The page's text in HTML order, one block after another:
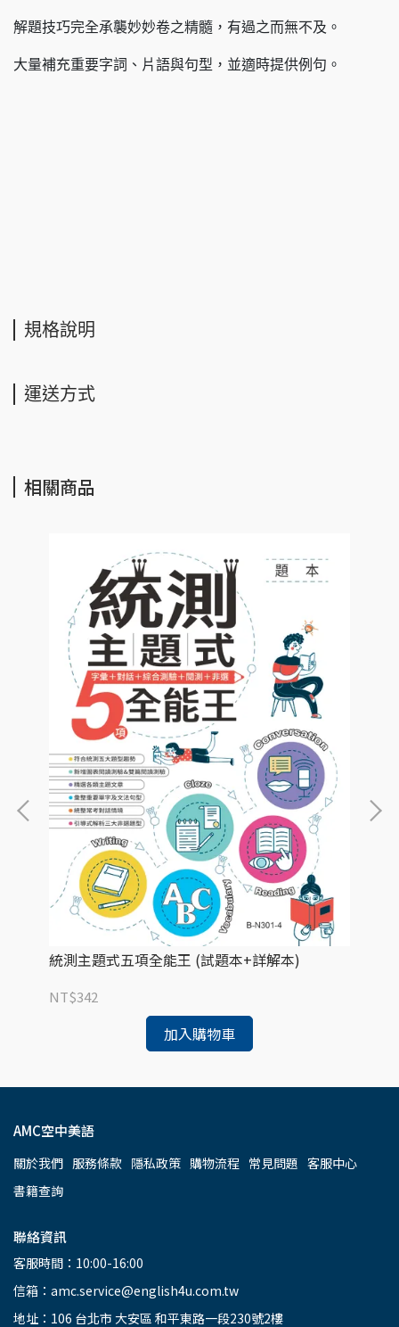
解題技巧完全承襲妙妙卷之精髓，有過之而無不及。
大量補充重要字詞、片語與句型，並適時提供例句。
規格說明
運送方式
相關商品
統測主題式五項全能王 (試題本+詳解本)
NT$342
加入購物車
AMC空中美語
關於我們 服務條款 隱私政策 購物流程 常見問題 客服中心
書籍查詢
聯絡資訊
客服時間：10:00-16:00
信箱：amc.service@english4u.com.tw
地址：106 台北市 大安區 和平東路一段230號2樓